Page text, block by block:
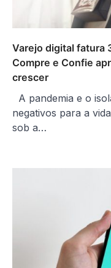
Varejo digital fatura
Compre e Confie
crescer
A pandemia e o
negativos para a
sob a…